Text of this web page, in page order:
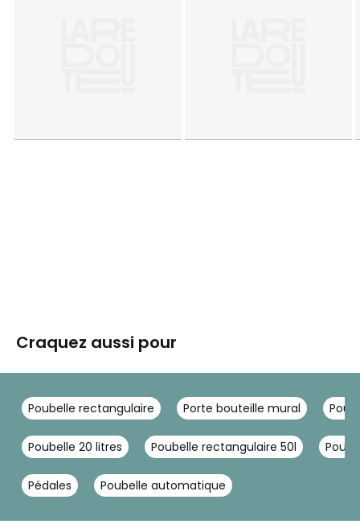
Craquez aussi pour
Poubelle rectangulaire Porte bouteille mural
Poubelle 20 litres Poubelle rectangulaire 50l
Pédales Poubelle automatique